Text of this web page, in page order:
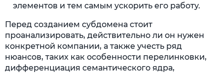
элементов и тем самым ускорить его работу.
Перед созданием субдомена стоит
проанализировать, действительно ли он нужен
конкретной компании, а также учесть ряд
нюансов, таких как особенности перелинковки,
дифференциация семантического ядра,